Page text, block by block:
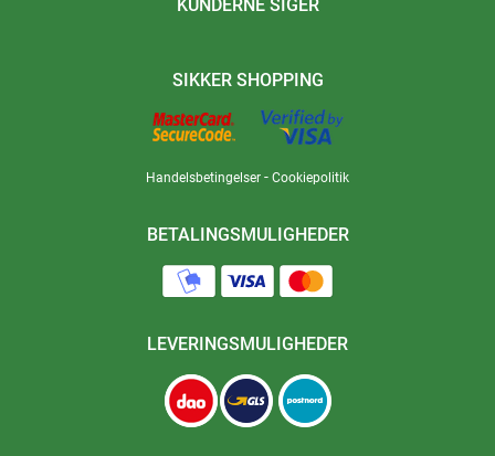
KUNDERNE SIGER
SIKKER SHOPPING
Handelsbetingelser - Cookiepolitik
BETALINGSMULIGHEDER
LEVERINGSMULIGHEDER